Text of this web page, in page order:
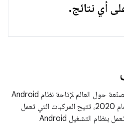
أي نتائج.
لقد عقدنا شراكة مع الشركات المصنّعة حول العالم لإتاحة نظام Android
الأساسي في السيارات. بدءًا من عام 2020، تتيح المركبات التي تعمل
بنظام التشغيل Android والتي تعمل بنظام التشغيل Android